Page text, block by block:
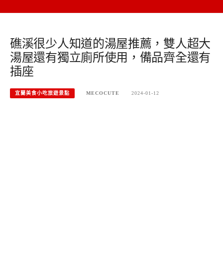
礁溪很少人知道的湯屋推薦，雙人超大
湯屋還有獨立廁所使用，備品齊全還有
插座
宜蘭美食小吃旅遊景點 MECOCUTE 2024-01-12